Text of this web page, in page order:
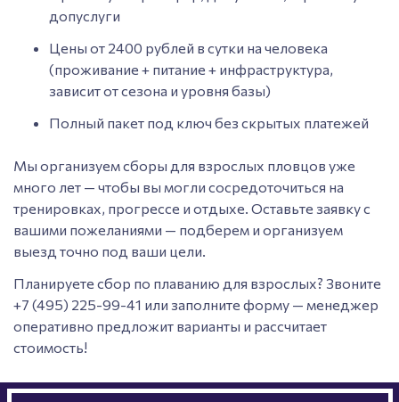
допуслуги
Цены от 2400 рублей в сутки на человека
(проживание + питание + инфраструктура,
зависит от сезона и уровня базы)
Полный пакет под ключ без скрытых платежей
Мы организуем сборы для взрослых пловцов уже
много лет — чтобы вы могли сосредоточиться на
тренировках, прогрессе и отдыхе. Оставьте заявку с
вашими пожеланиями — подберем и организуем
выезд точно под ваши цели.
Планируете сбор по плаванию для взрослых? Звоните
+7 (495) 225-99-41 или заполните форму — менеджер
оперативно предложит варианты и рассчитает
стоимость!